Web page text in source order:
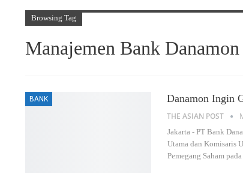
Browsing Tag
Manajemen Bank Danamon
BANK Danamon Ingin
THE ASIAN POST
Jakarta - PT Bank
Utama dan Komisaris
Pemegang Saham